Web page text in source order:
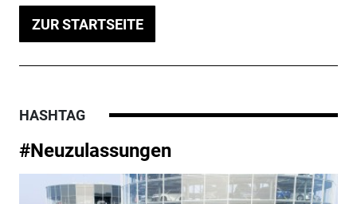
ZUR STARTSEITE
HASHTAG
#Neuzulassungen